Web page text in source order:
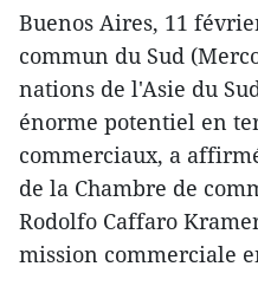
Buenos Aires, 11
commun du Sud
nations de l'Asie du
énorme potentiel en
commerciaux, a
de la Chambre de
Rodolfo Caffaro
mission commerciale